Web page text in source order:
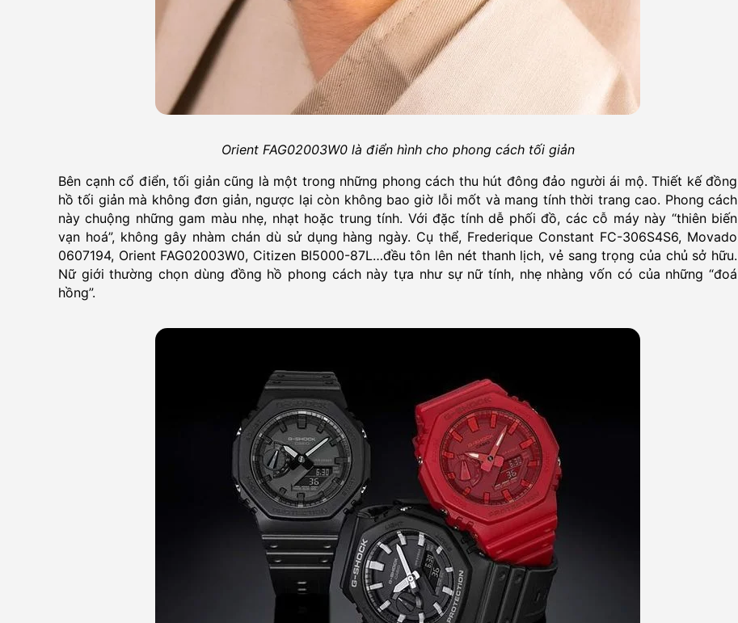
Orient FAG02003W0 là điển hình cho phong cách tối giản
Bên cạnh cổ điển, tối giản cũng là một trong những phong cách thu hút đông đảo người ái mộ. Thiết kế đồng
hồ tối giản mà không đơn giản, ngược lại còn không bao giờ lỗi mốt và mang tính thời trang cao. Phong cách
này chuộng những gam màu nhẹ, nhạt hoặc trung tính. Với đặc tính dễ phối đồ, các cỗ máy này “thiên biến
vạn hoá”, không gây nhàm chán dù sử dụng hàng ngày. Cụ thể, Frederique Constant FC-306S4S6, Movado
0607194, Orient FAG02003W0, Citizen BI5000-87L…đều tôn lên nét thanh lịch, vẻ sang trọng của chủ sở hữu.
Nữ giới thường chọn dùng đồng hồ phong cách này tựa như sự nữ tính, nhẹ nhàng vốn có của những “đoá
hồng”.